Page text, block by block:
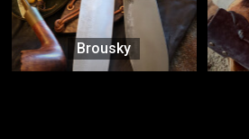
Brousky